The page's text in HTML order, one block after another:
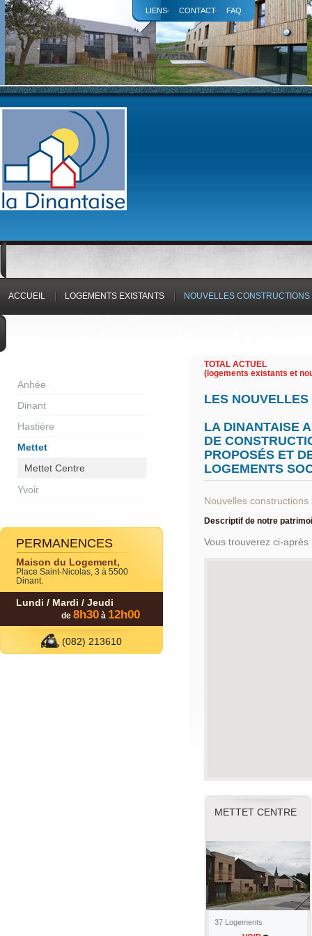
LIENS CONTACT FAQ
ACCUEIL LOGEMENTS EXISTANTS NOUVELLES CONSTRUCTIONS
Anhée
Dinant
Hastière
Mettet
Mettet Centre
Yvoir
PERMANENCES
Maison du Logement,
Place Saint-Nicolas, 3 à 5500
Dinant.
Lundi / Mardi / Jeudi
de 8h30 à 12h00
(082) 213610
TOTAL ACTUEL
(logements existants et
LES
LA DINANTAISE
DE
PROPOSÉS ET
LOGEMENTS
Nouvelles constructions
Descriptif de notre
Vous trouverez ci-
METTET CENTRE
37 Logements